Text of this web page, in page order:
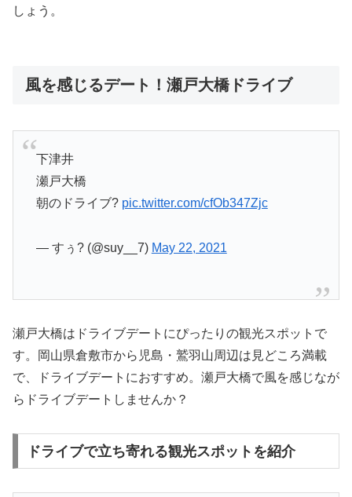
しょう。
風を感じるデート！瀬戸大橋ドライブ
下津井
瀬戸大橋
朝のドライブ? pic.twitter.com/cfOb347Zjc
— すぅ? (@suy__7) May 22, 2021
瀬戸大橋はドライブデートにぴったりの観光スポットで
す。岡山県倉敷市から児島・鷲羽山周辺は見どころ満載
で、ドライブデートにおすすめ。瀬戸大橋で風を感じなが
らドライブデートしませんか？
ドライブで立ち寄れる観光スポットを紹介